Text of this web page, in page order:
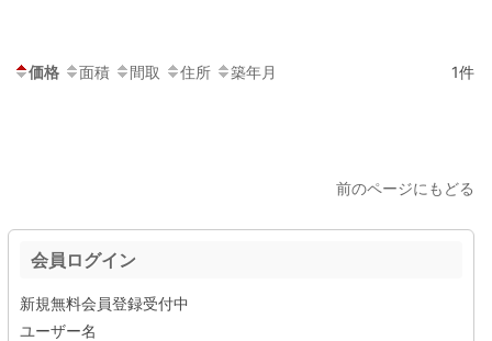
価格 面積 間取 住所 築年月 1件
前のページにもどる
会員ログイン
新規無料会員登録受付中
ユーザー名